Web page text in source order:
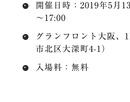
開催日時：2019年5月
～17:00
グランフロント大阪、
市北区大深町4-1）
入場料：無料